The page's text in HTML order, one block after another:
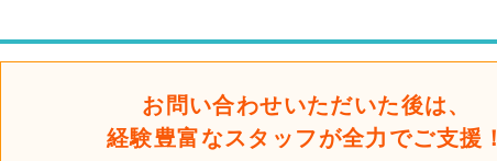
お問い合わせいただいた後は、
経験豊富なスタッフが全力でご支援！